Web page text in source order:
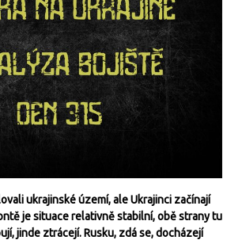
ukrajinské území, ale Ukrajinci začínají
je situace relativně stabilní, obě strany tu
jinde ztrácejí. Rusku, zdá se, docházejí